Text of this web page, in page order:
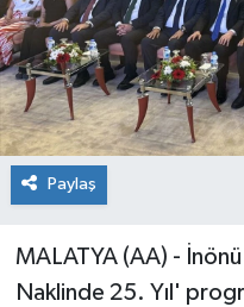
Paylaş
MALATYA (AA) -
Naklinde 25. Yıl'